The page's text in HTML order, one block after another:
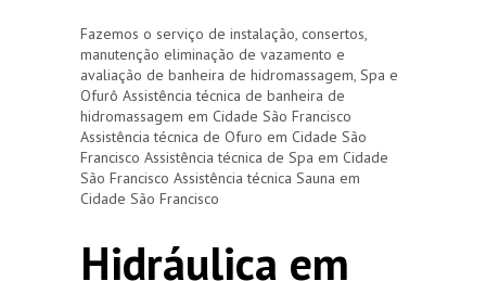
Fazemos o serviço de instalação, consertos,
manutenção eliminação de vazamento e
avaliação de banheira de hidromassagem, Spa e
Ofurô Assistência técnica de banheira de
hidromassagem em Cidade São Francisco
Assistência técnica de Ofuro em Cidade São
Francisco Assistência técnica de Spa em Cidade
São Francisco Assistência técnica Sauna em
Cidade São Francisco
Hidráulica em